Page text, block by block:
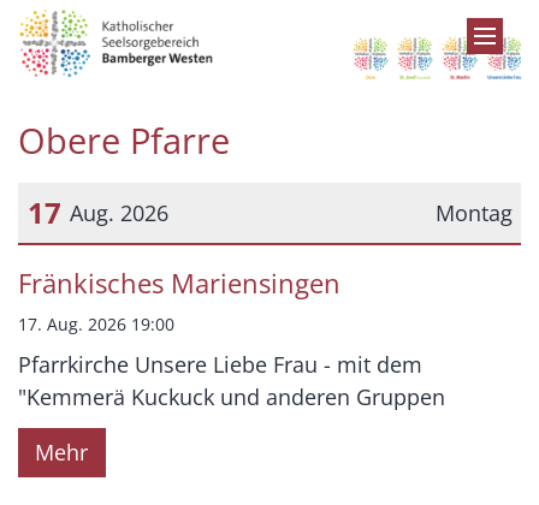
Zum Inhalt springen
Obere Pfarre
Montag
17 Aug. 2026
Datum: 17. August 2026
Fränkisches Mariensingen
17. Aug. 2026 19:00
Pfarrkirche Unsere Liebe Frau - mit dem
"Kemmerä Kuckuck und anderen Gruppen
Mehr